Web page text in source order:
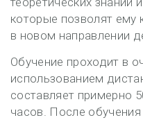
которые позволят ему
в новом направлении
Обучение проходит в
использованием
составляет примерно
часов. После